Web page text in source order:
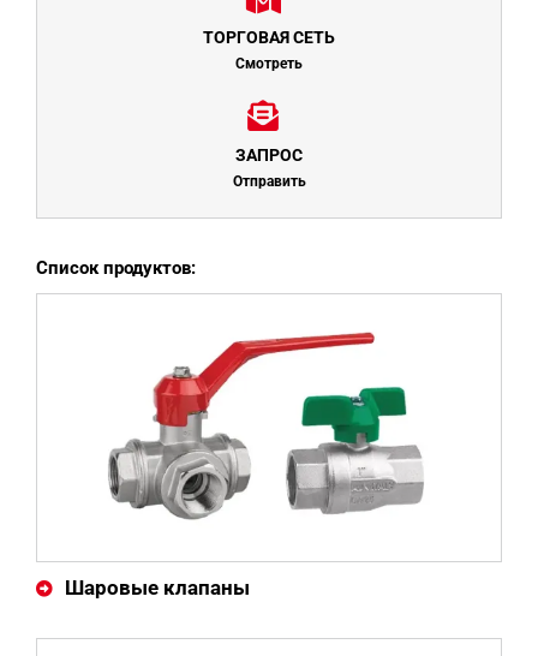
ТОРГОВАЯ СЕТЬ
Смотреть
ЗАПРОС
Отправить
Список продуктов:
Шаровые клапаны